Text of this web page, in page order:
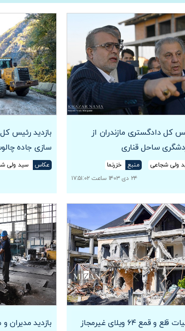
کل دادگستری مازندران از
ساحل قناری
ولی شجاعی منبع
خزرنما
۲۴ دی ۱۴۰۳ ساعت ۱۷:۵۱:۰۲
بازدید رئیس
سازی جاده
عکاس سید ولی
ادامه عملیات قلع و قمع ۶۴ ویلای غیرمجاز
بازدید مدیران